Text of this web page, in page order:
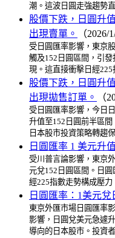
潮。這波日圓走強趨勢
股價下跌，日圓升
出現賣單。
（2026/
受日圓匯率影響，東京
觸及152日圓區間，引
現。這直接衝擊日經
股價下跌，日圓升
出現拋售訂單。
（
受日圓匯率影響，今日
升值至152日圓前半區
日本股市投資策略轉趨
日圓匯率 1 美元升
受川普言論影響，東京
元兌152日圓區間。日
經225指數走勢構成壓
日圓匯率：1美元
東京外匯市場日圓匯率
影響，日圓兌美元急遽
導向的日本股市。投資